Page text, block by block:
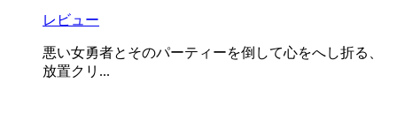
レビュー
悪い女勇者とそのパーティーを倒して心をへし折る、
放置クリ...